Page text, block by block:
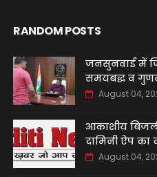
RANDOM POSTS
जनसुनवाई में
समयबद्ध व
August 04,
आकाशीय
दामिनी ऐप का
August 04,